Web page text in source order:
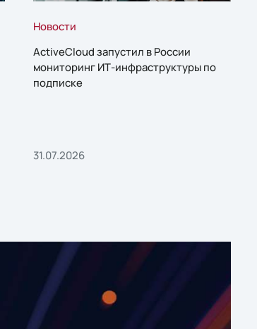
Новости
ActiveCloud запустил в России
мониторинг ИТ-инфраструктуры по
подписке
31.07.2026